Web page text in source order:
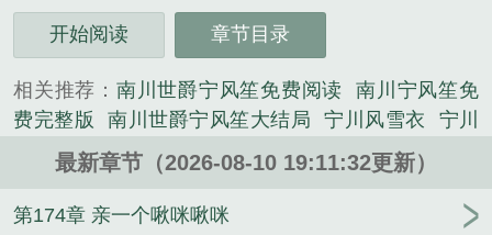
三秒记住本站：起笔阁 网址：www.qibige.com...
《南川宁风笙小说笔趣阁》是西门少爷精心创作的军
开始阅读 章节目录
相关推荐： 南川世爵宁风笙免费阅读
南川宁风笙免
费完整版
南川世爵宁风笙大结局 宁川风雪衣
宁川
风雪衣最新章节
宁风笙南川世爵结局
宁风笙南川世
爵全文免费阅读
宁风笙南川世爵全
名
南川世爵宁风笙叫什么
嗜
最新章节（2026-08-10 19:11:32更新）
第174章 亲一个啾咪啾咪